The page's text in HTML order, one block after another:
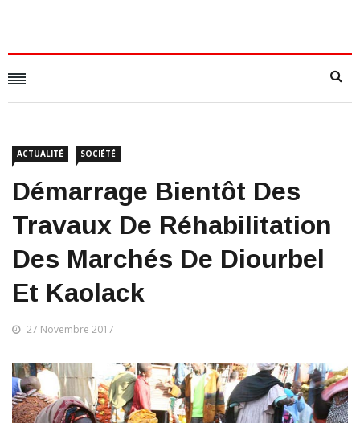
ACTUALITÉ SOCIÉTÉ
Démarrage Bientôt Des
Travaux De Réhabilitation
Des Marchés De Diourbel
Et Kaolack
27 Novembre 2017